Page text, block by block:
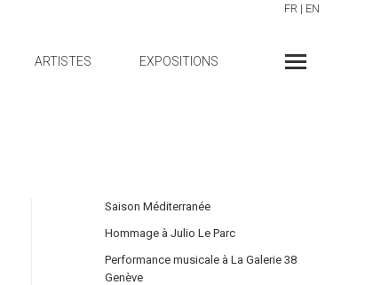
FR | EN
ARTISTES EXPOSITIONS
Saison Méditerranée
Hommage à Julio Le Parc
Performance musicale à La Galerie 38
Genève